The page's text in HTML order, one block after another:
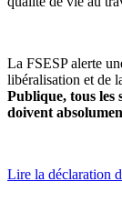
La FSESP alerte
libéralisation et de
Publique, tous les
doivent
Lire la déclaration